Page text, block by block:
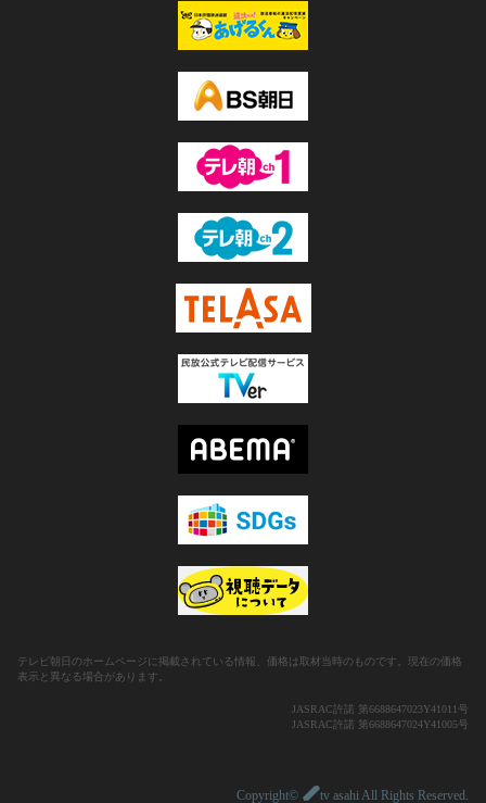
テレビ朝日のホームページに掲載されている情報、価格は取材当時のものです。現在の価格
表示と異なる場合があります。
JASRAC許諾 第6688647023Y41011号
JASRAC許諾 第6688647024Y41005号
Copyright© tv asahi All Rights Reserved.